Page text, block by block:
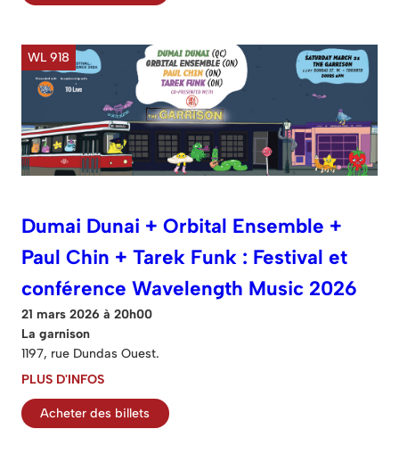
WL 918
Dumai Dunai + Orbital Ensemble +
Paul Chin + Tarek Funk : Festival et
conférence Wavelength Music 2026
21 mars 2026 à 20h00
La garnison
1197, rue Dundas Ouest.
PLUS D'INFOS
Acheter des billets